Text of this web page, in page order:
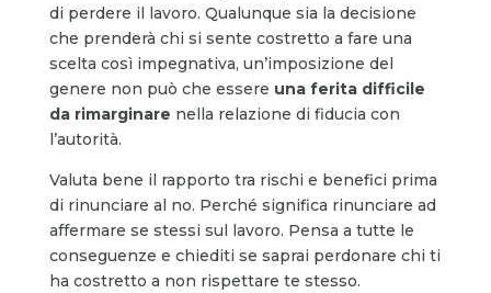
di perdere il lavoro. Qualunque sia la decisione
che prenderà chi si sente costretto a fare una
scelta così impegnativa, un’imposizione del
genere non può che essere una ferita difficile
da rimarginare nella relazione di fiducia con
l’autorità.
Valuta bene il rapporto tra rischi e benefici prima
di rinunciare al no. Perché significa rinunciare ad
affermare se stessi sul lavoro. Pensa a tutte le
conseguenze e chiediti se saprai perdonare chi ti
ha costretto a non rispettare te stesso.